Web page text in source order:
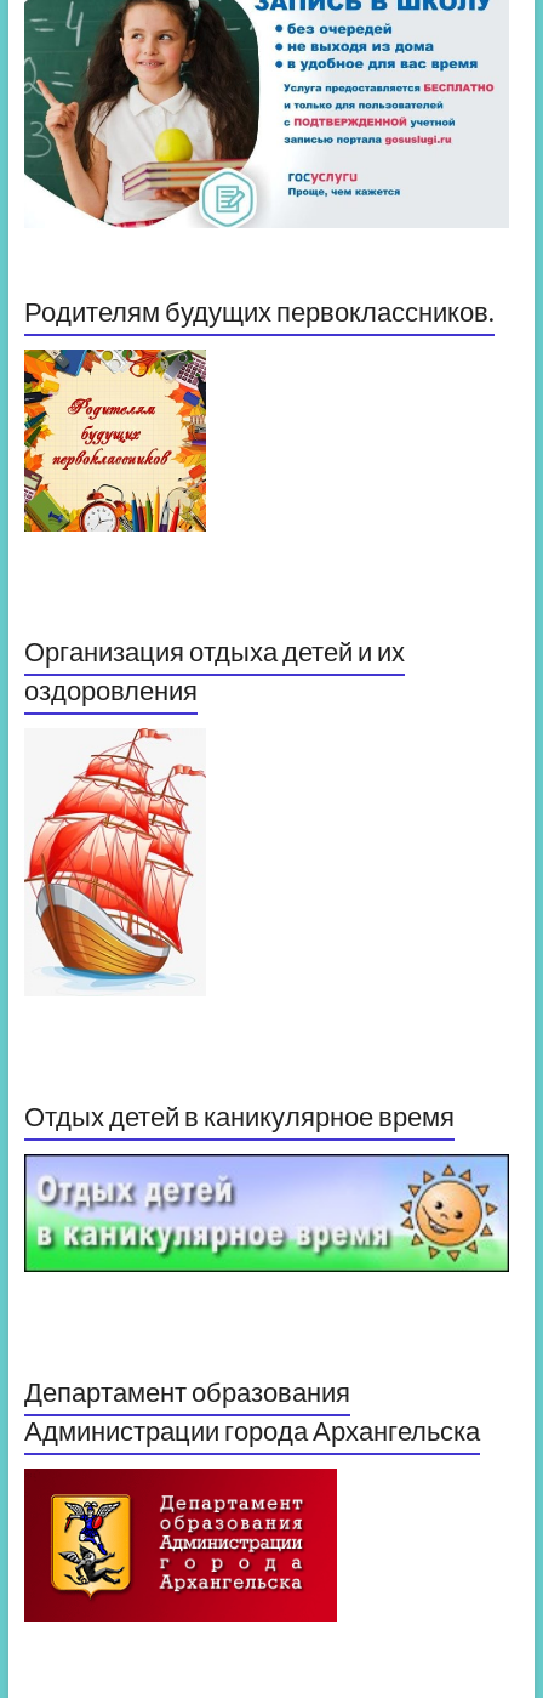
Родителям будущих первоклассников.
Организация отдыха детей и их
оздоровления
Отдых детей в каникулярное время
Департамент образования
Администрации города Архангельска